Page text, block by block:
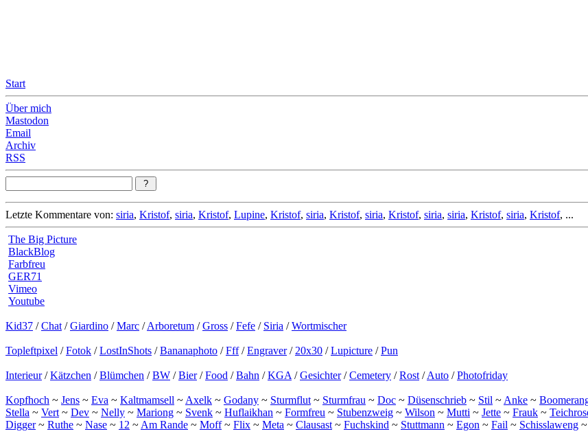
Start
Über mich
Mastodon
Email
Archiv
RSS
Letzte Kommentare von: siria, Kristof, siria, Kristof, Lupine, Kristof, siria, Kristof, siria, Kristof, siria, siria, Kristof, siria, Kristof, ...
The Big Picture
BlackBlog
Farbfreu
GER71
Vimeo
Youtube
Kid37 /Chat /Giardino /Marc /Arboretum /Gross /Fefe / Siria /Wortmischer
Topleftpixel /Fotok /LostInShots /Bananaphoto /Fff/Engraver/ 20x30 /Lupicture /Pun
Interieur/Kätzchen /Blümchen /BW /Bier/Food /Bahn /KGA /Gesichter/Cemetery /Rost /Auto /Photofriday
Kopfhoch ~ Jens ~ Eva ~ Kaltmamsell ~ Axelk ~ Godany ~ Sturmflut ~ Sturmfrau ~ Doc ~ Düsenschrieb ~ Stil ~ Anke ~
Stella ~ Vert ~ Dev ~ Nelly ~ Mariong ~ Svenk ~ Huflaikhan ~ Formfreu ~ Stubenzweig ~ Wilson ~ Mutti ~ Jette ~ Frauk ~
Digger~ Ruthe ~ Nase ~ 12 ~ Am Rande ~ Moff~ Flix ~ Meta ~ Clausast ~ Fuchskind ~ Stuttmann ~ Egon ~ Fail ~ Schisslaweng ~